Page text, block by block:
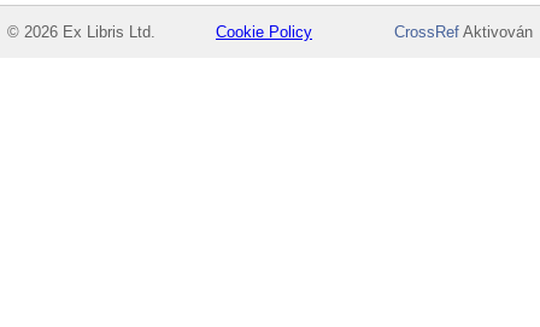
© 2026 Ex Libris Ltd. Cookie Policy CrossRefAktivován